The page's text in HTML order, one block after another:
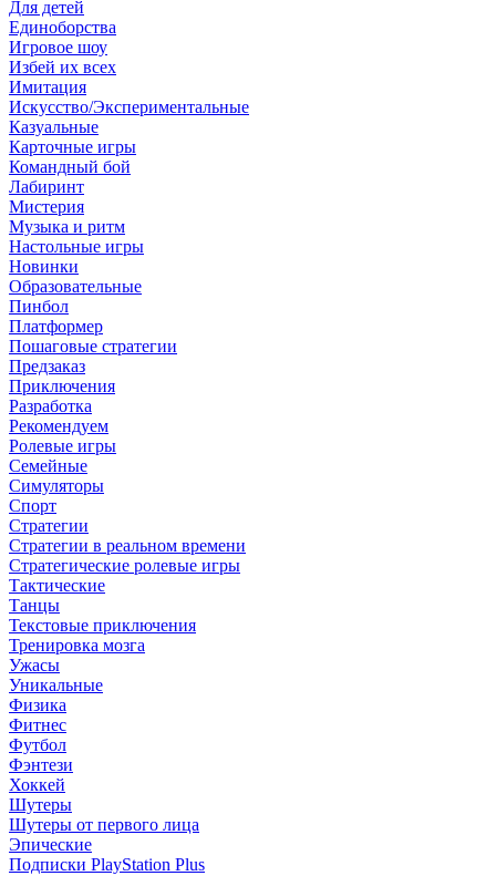
Для детей
Единоборства
Игровое шоу
Избей их всех
Имитация
Искусство/Экспериментальные
Казуальные
Карточные игры
Командный бой
Лабиринт
Мистерия
Музыка и ритм
Настольные игры
Новинки
Образовательные
Пинбол
Платформер
Пошаговые стратегии
Предзаказ
Приключения
Разработка
Рекомендуем
Ролевые игры
Семейные
Симуляторы
Спорт
Стратегии
Стратегии в реальном времени
Стратегические ролевые игры
Тактические
Танцы
Текстовые приключения
Тренировка мозга
Ужасы
Уникальные
Физика
Фитнес
Футбол
Фэнтези
Хоккей
Шутеры
Шутеры от первого лица
Эпические
Подписки PlayStation Plus